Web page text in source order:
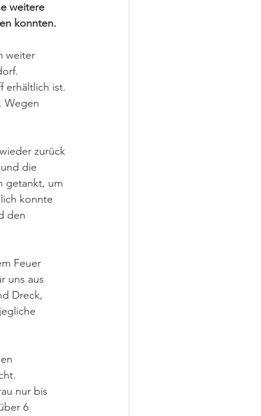
weitere
konnten.
weiter
erhältlich ist.
Wegen
zurück
die
getankt, um
konnte
den
Feuer
uns aus
Dreck,
nur bis
6